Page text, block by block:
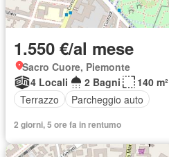
1.550 €/al mese
Sacro Cuore, Piemonte
4 Locali
2 Bagni
140 m²
Terrazzo
Parcheggio auto
2 giorni, 5 ore fa in rentumo